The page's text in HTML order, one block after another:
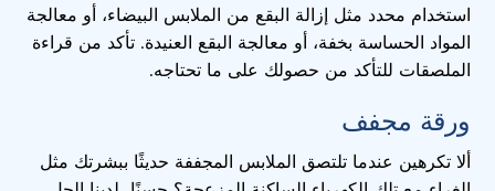
استخدام محدد مثل إزالة البقع من الملابس البيضاء، أو معالجة
المواد الحساسة بخفة، أو معالجة البقع العنيدة. تأكد من قراءة
الملصقات للتأكد من حصولك على ما تحتاجه.
ورقة مجفف
ألا تكرهين عندما تلتصق الملابس المجففة حديثًا ببشرتك مثل